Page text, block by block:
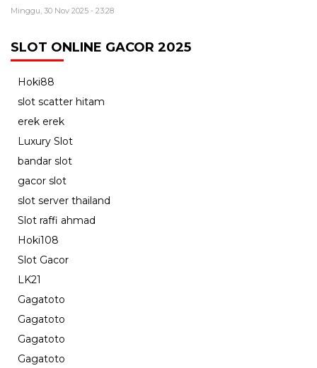
Minggu, 30 Nov 2025 - 23:28
SLOT ONLINE GACOR 2025
Hoki88
slot scatter hitam
erek erek
Luxury Slot
bandar slot
gacor slot
slot server thailand
Slot raffi ahmad
Hoki108
Slot Gacor
LK21
Gagatoto
Gagatoto
Gagatoto
Gagatoto